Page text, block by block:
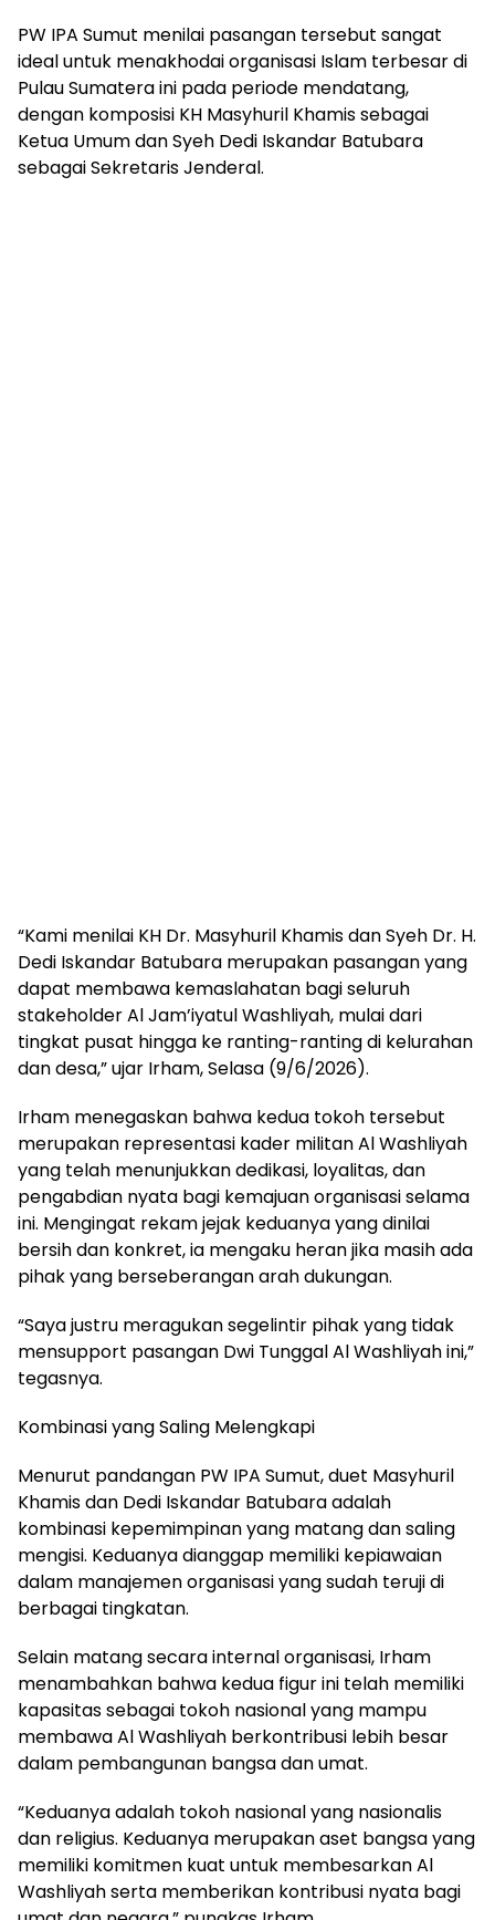
PW IPA Sumut menilai pasangan tersebut sangat
ideal untuk menakhodai organisasi Islam terbesar di
Pulau Sumatera ini pada periode mendatang,
dengan komposisi KH Masyhuril Khamis sebagai
Ketua Umum dan Syeh Dedi Iskandar Batubara
sebagai Sekretaris Jenderal.
“Kami menilai KH Dr. Masyhuril Khamis dan Syeh Dr. H.
Dedi Iskandar Batubara merupakan pasangan yang
dapat membawa kemaslahatan bagi seluruh
stakeholder Al Jam’iyatul Washliyah, mulai dari
tingkat pusat hingga ke ranting-ranting di kelurahan
dan desa,” ujar Irham, Selasa (9/6/2026).
Irham menegaskan bahwa kedua tokoh tersebut
merupakan representasi kader militan Al Washliyah
yang telah menunjukkan dedikasi, loyalitas, dan
pengabdian nyata bagi kemajuan organisasi selama
ini. Mengingat rekam jejak keduanya yang dinilai
bersih dan konkret, ia mengaku heran jika masih ada
pihak yang berseberangan arah dukungan.
“Saya justru meragukan segelintir pihak yang tidak
mensupport pasangan Dwi Tunggal Al Washliyah ini,”
tegasnya.
Kombinasi yang Saling Melengkapi
Menurut pandangan PW IPA Sumut, duet Masyhuril
Khamis dan Dedi Iskandar Batubara adalah
kombinasi kepemimpinan yang matang dan saling
mengisi. Keduanya dianggap memiliki kepiawaian
dalam manajemen organisasi yang sudah teruji di
berbagai tingkatan.
Selain matang secara internal organisasi, Irham
menambahkan bahwa kedua figur ini telah memiliki
kapasitas sebagai tokoh nasional yang mampu
membawa Al Washliyah berkontribusi lebih besar
dalam pembangunan bangsa dan umat.
“Keduanya adalah tokoh nasional yang nasionalis
dan religius. Keduanya merupakan aset bangsa yang
memiliki komitmen kuat untuk membesarkan Al
Washliyah serta memberikan kontribusi nyata bagi